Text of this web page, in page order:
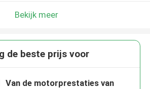
Bekijk meer
de beste prijs voor
Van de motorprestaties van